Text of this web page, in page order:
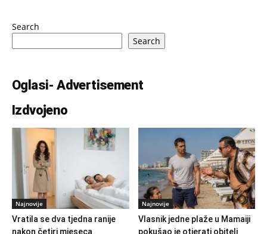
Search
Search
Oglasi- Advertisement
Izdvojeno
Najnovije
Vratila se dva tjedna ranije
nakon četiri mjeseca
Najnovije
Vlasnik jedne plaže u Mamaiji
pokušao je otjerati obitelj